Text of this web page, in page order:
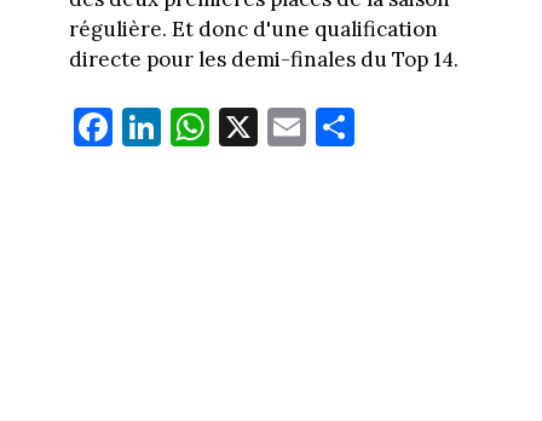
régulière. Et donc d'une qualification
directe pour les demi-finales du Top 14.
Fa
ce
Li
nk
W
ha
X E
m
Pa
rt